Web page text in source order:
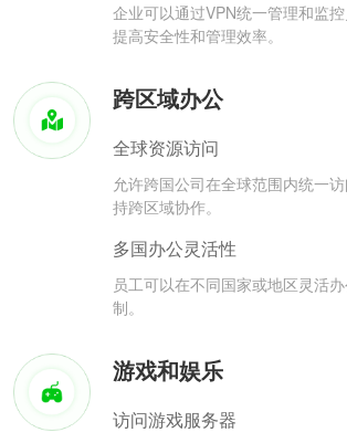
企业可以通过VPN统一管理和监
提高安全性和管理效率。
跨区域办公
全球资源访问
允许跨国公司在全球范围内统一
持跨区域协作。
多国办公灵活性
员工可以在不同国家或地区灵活
制。
游戏和娱乐
访问游戏服务器